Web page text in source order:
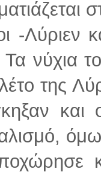
-Λύριεν
νύχια
της